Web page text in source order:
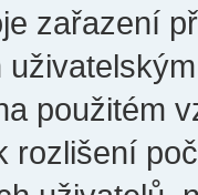
zařazení
použitém
rozlišení